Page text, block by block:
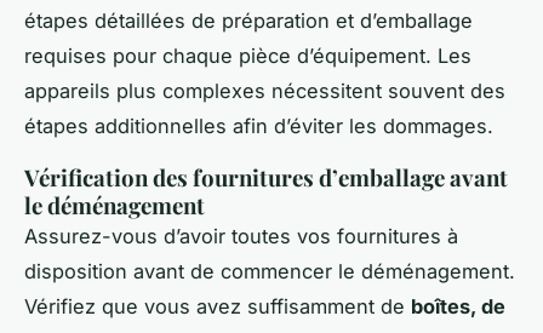
étapes détaillées de préparation et d’emballage
requises pour chaque pièce d’équipement. Les
appareils plus complexes nécessitent souvent des
étapes additionnelles afin d’éviter les dommages.
Vérification des fournitures d’emballage avant
le déménagement
Assurez-vous d’avoir toutes vos fournitures à
disposition avant de commencer le déménagement.
Vérifiez que vous avez suffisamment de boîtes, de